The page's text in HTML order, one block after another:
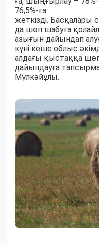
76,5%-ға
жеткізді. Басқалары
да шөп шабуға
азығын дайындап
күні кеше облыс
алдағы қыстаққа
дайындауға тапсырма
Мүлкәйұлы.